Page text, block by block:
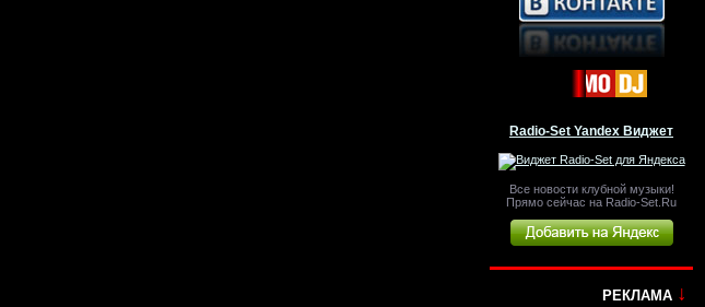
Radio-Set Yandex Виджет
Все новости клубной музыки!
Прямо сейчас на Radio-Set.Ru
РЕКЛАМА ↓